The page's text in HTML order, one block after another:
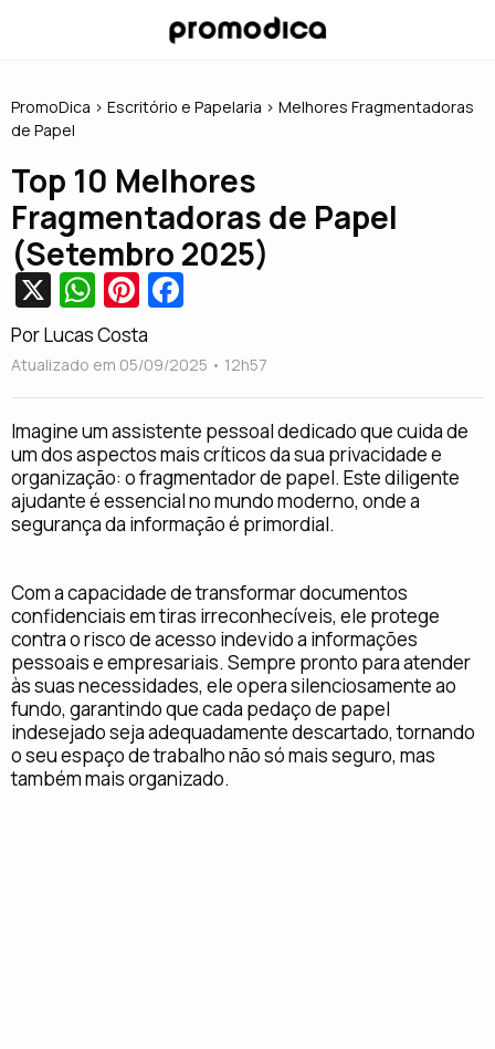
PromoDica > Escritório e Papelaria > Melhores Fragmentadoras
de Papel
Top 10 Melhores
Fragmentadoras de Papel
(Setembro 2025)
X W
h
at
s
A
p
p
Pi
nt
er
e
st
e
b
o
o
k
Por Lucas Costa
Atualizado em 05/09/2025 • 12h57
Imagine um assistente pessoal dedicado que cuida de
um dos aspectos mais críticos da sua privacidade e
organização: o fragmentador de papel. Este diligente
ajudante é essencial no mundo moderno, onde a
segurança da informação é primordial.
Com a capacidade de transformar documentos
confidenciais em tiras irreconhecíveis, ele protege
contra o risco de acesso indevido a informações
pessoais e empresariais. Sempre pronto para atender
às suas necessidades, ele opera silenciosamente ao
fundo, garantindo que cada pedaço de papel
indesejado seja adequadamente descartado, tornando
o seu espaço de trabalho não só mais seguro, mas
também mais organizado.